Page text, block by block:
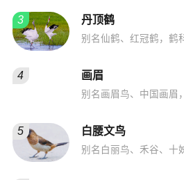
3 丹顶鹤
别名仙鹤、红冠鹤，鹤
4 画眉
别名画眉鸟、中国画眉
5 白腰文鸟